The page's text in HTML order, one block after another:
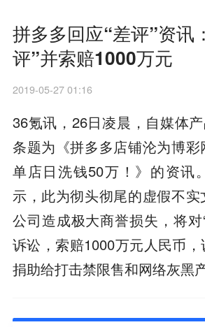
拼多多回应“差评”资讯
评”并索赔1000万元
2019-05-27 01:16
36氪讯，26日凌晨，自媒体
条题为《拼多多店铺沦为博彩
单店日洗钱50万！》的资讯
示，此为彻头彻尾的虚假不
公司造成极大商誉损失，将对
诉讼，索赔1000万元人民币
捐助给打击禁限售和网络灰黑